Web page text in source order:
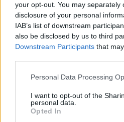
your opt-out. You may separately
disclosure of your personal
IAB’s list of downstream
also be disclosed by us to third
Downstream Participants that
Personal Data Processing
I want to opt-out of the
personal data.
Opted In
und süße Düfte haben einen
Während Kreativität völlig
Parfums hervorbringen kann,
weltweit ein Dauerbrenner.
Vorlieben je nach kulturellen
bevorzugen leichte und luftige
Insgesamt sind die Favoriten
fruchtige Düfte – sie sind